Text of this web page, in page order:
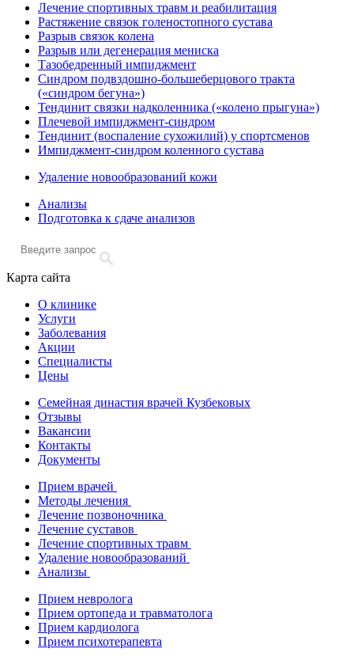
Лечение спортивных травм и реабилитация
Растяжение связок голеностопного сустава
Разрыв связок колена
Разрыв или дегенерация мениска
Тазобедренный импиджмент
Синдром подвздошно-большеберцового тракта
(«синдром бегуна»)
Тендинит связки надколенника («колено прыгуна»)
Плечевой импиджмент-синдром
Тендинит (воспаление сухожилий) у спортсменов
Импиджмент-синдром коленного сустава
Удаление новообразований кожи
Анализы
Подготовка к сдаче анализов
Карта сайта
О клинике
Услуги
Заболевания
Акции
Специалисты
Цены
Семейная династия врачей Кузбековых
Отзывы
Вакансии
Контакты
Документы
Прием врачей
Методы лечения
Лечение позвоночника
Лечение суставов
Лечение спортивных травм
Удаление новообразований
Анализы
Прием невролога
Прием ортопеда и травматолога
Прием кардиолога
Прием психотерапевта